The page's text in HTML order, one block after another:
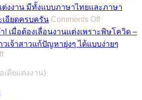
สำหรับ
พิธี
มงคล
สมรส
เคล็ด
รวม
ฤกษ์
ดี
สำหรับ
มงคล
ชุด
แต่งงาน
11
สไตล์
อิน
รนด์
งงาน มีทั้งแบบภาษาไทยและภาษา
เอียดครบครัน Comments Offon
รวม
12
ตัวอย่าง
! เมื่อต้องเลื่อนงานแต่งเพราะพิษโควิด –
วเจ้าสาวแก้ปัญหายุ่งๆ ได้แบบง่ายๆ
on
เรื่อง
เดียแต่งงาน)